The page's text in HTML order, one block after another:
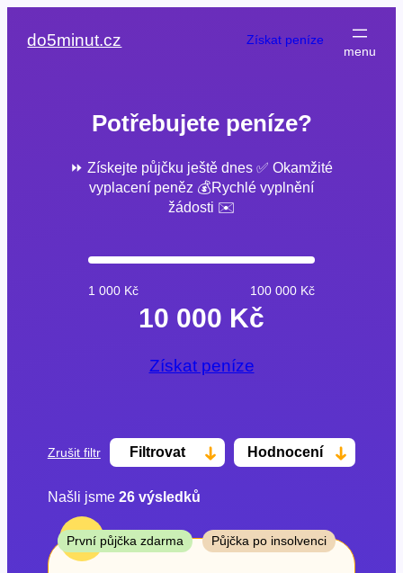
do5minut.cz Získat peníze
Potřebujete peníze?
⏩ Získejte půjčku ještě dnes ✅ Okamžité
vyplacení peněz 💰Rychlé vyplnění
žádosti ✉️
1 000 Kč 100 000 Kč
10 000 Kč
Získat peníze
Zrušit filtr Filtrovat Hodnocení
Cena
Od
Našli jsme 26výsledků
TOP
První půjčka zdarma Půjčka po insolvenci